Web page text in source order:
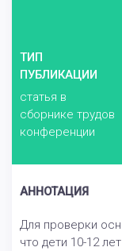
ТИП
ПУБЛИКАЦИИ
статья в
сборнике трудов
конференции
АННОТАЦИЯ
Для проверки
что дети 10-12